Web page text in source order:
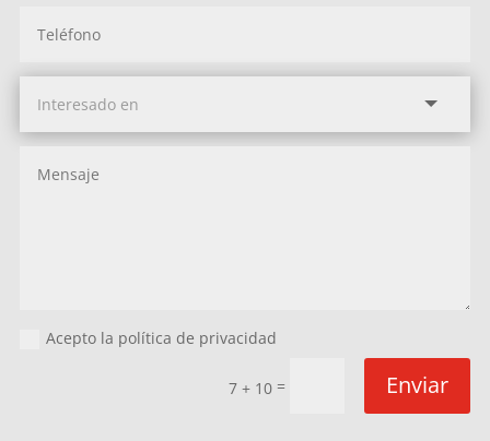
Acepto la política de privacidad
7 + 10 = Enviar